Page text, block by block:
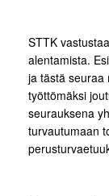
STTK
alentamista.
ja tästä seuraa
työttömäksi
seurauksena
turvautumaan